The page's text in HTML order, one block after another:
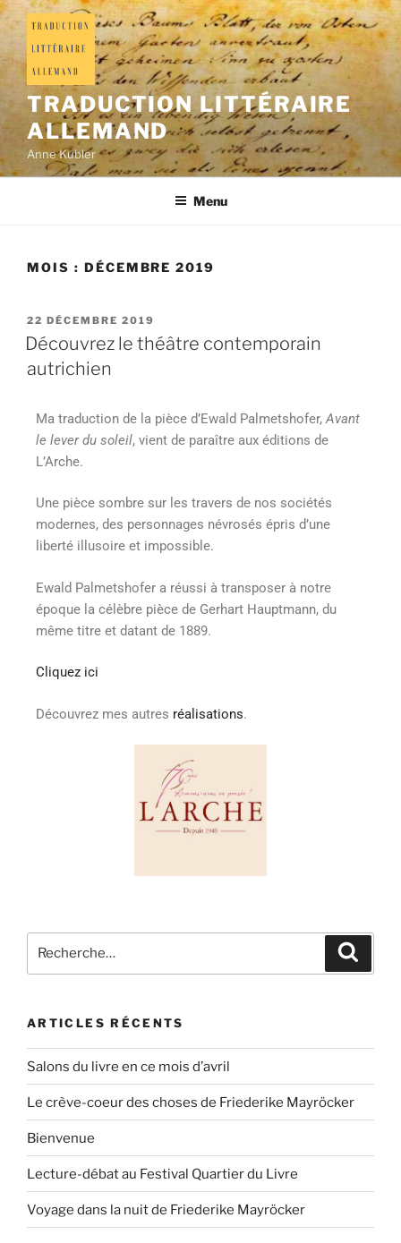
TRADUCTION LITTÉRAIRE
ALLEMAND
Anne Kubler
Menu
MOIS : DÉCEMBRE 2019
22 DÉCEMBRE 2019
Découvrez le théâtre contemporain
autrichien
Ma traduction de la pièce d’Ewald Palmetshofer,Avant
le lever du soleil, vient de paraître aux éditions de
L’Arche.
Une pièce sombre sur les travers de nos sociétés
modernes, des personnages névrosés épris d’une
liberté illusoire et impossible.
Ewald Palmetshofer a réussi à transposer à notre
époque la célèbre pièce de Gerhart Hauptmann, du
même titre et datant de 1889.
Cliquez ici
Découvrez mes autres réalisations.
ARTICLES RÉCENTS
Salons du livre en ce mois d’avril
Le crève-coeur des choses de Friederike Mayröcker
Bienvenue
Lecture-débat au Festival Quartier du Livre
Voyage dans la nuit de Friederike Mayröcker